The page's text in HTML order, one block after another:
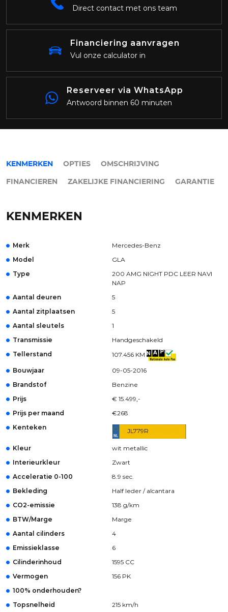
Direct contact met ons team
Financiering aanvragen
Vul onze calculator in
Reserveer via WhatsApp
Antwoord binnen 60 minuten
KENMERKEN OPTIES OMSCHRIJVING
FINANCIEREN ZAKELIJKE FINANCIERING GARANTIE
KENMERKEN
Merk
Mercedes-Benz
Model
GLA
Type
200 AMG NIGHT PDC LEER NAVI
NAP
Aantal deuren
5
Aantal zitplaatsen
5
Aantal sleutels
1
Transmissie
Handgeschakeld
Tellerstand
107.456 KM
Bouwjaar
09-05-2016
Brandstof
Benzine
Prijs
€ 15.499,-
Prijs per maand
€268
Kenteken
JL779R
Kleur
wit metallic
Interieurkleur
Zwart
Acceleratie 0-100
8.9 sec.
Bekleding
Half leder / alcantara
CO2-emissie
138 g/km
BTW/Marge
Marge
Aantal cilinders
4
Emissieklasse
6
Cilinderinhoud
1595 CC
Vermogen
156 PK
100% onderhouden?
Topsnelheid
215 km/h